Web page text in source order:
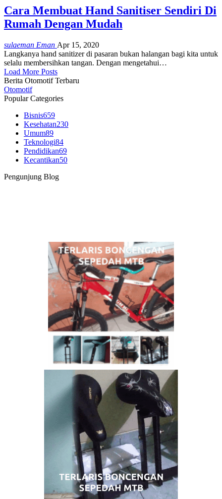
Cara Membuat Hand Sanitiser Sendiri Di
Rumah Dengan Mudah
sulaeman Eman Apr 15, 2020
Langkanya hand sanitizer di pasaran bukan halangan bagi kita untuk
selalu membersihkan tangan. Dengan mengetahui…
Load More Posts
Berita Otomotif Terbaru
Otomotif
Popular Categories
Bisnis659
Kesehatan230
Umum89
Teknologi84
Pendidikan69
Kecantikan50
Pengunjung Blog